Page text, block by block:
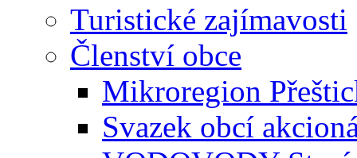
Turistické zajímavosti
Členství obce
Mikroregion
Svazek obcí